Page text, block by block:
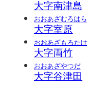
大字南津島
おおあざむろはら
大字室原
おおあざもろたけ
大字両竹
おおあざやつだ
大字谷津田